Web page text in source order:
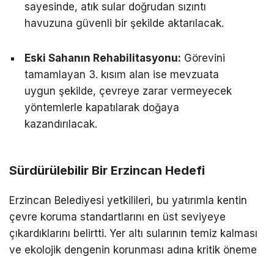
sayesinde, atık sular doğrudan sızıntı
havuzuna güvenli bir şekilde aktarılacak.
Eski Sahanın Rehabilitasyonu: Görevini
tamamlayan 3. kısım alan ise mevzuata
uygun şekilde, çevreye zarar vermeyecek
yöntemlerle kapatılarak doğaya
kazandırılacak.
Sürdürülebilir Bir Erzincan Hedefi
Erzincan Belediyesi yetkilileri, bu yatırımla kentin
çevre koruma standartlarını en üst seviyeye
çıkardıklarını belirtti. Yer altı sularının temiz kalması
ve ekolojik dengenin korunması adına kritik öneme